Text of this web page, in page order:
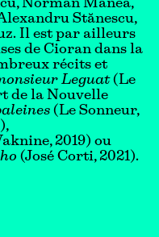
Norman Manea,
Stănescu,
Il est par ailleurs
de Cioran dans la
récits et
Leguat(Le
de la Nouvelle
(Le Sonneur,
2019) ou
(José Corti, 2021).